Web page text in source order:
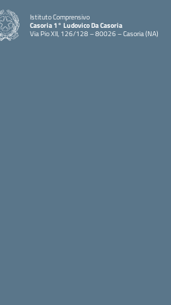
Istituto Comprensivo
Casoria 1° Ludovico Da Casoria
Via Pio XII, 126/128 – 80026 – Casoria (NA)